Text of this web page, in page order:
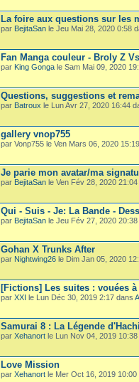
La foire aux questions sur les
par BejitaSan le Jeu Mai 28, 2020 0:58
Fan Manga couleur - Broly Z
par King Gonga le Sam Mai 09, 2020
Questions, suggestions et
par Batroux le Lun Avr 27, 2020 16:44
gallery vnop755
par Vonp755 le Ven Mars 06, 2020
Je parie mon avatar/ma
par BejitaSan le Ven Fév 28, 2020
Qui - Suis - Je: La Bande -
par BejitaSan le Jeu Fév 27, 2020
Gohan X Trunks After
par Nightwing26 le Dim Jan 05, 2020
[Fictions] Les suites : vouées
par XXI le Lun Déc 30, 2019 2:17 dans
Samurai 8 : La Légende
par Xehanort le Lun Nov 04, 2019
Love Mission
par Xehanort le Mer Oct 16, 2019